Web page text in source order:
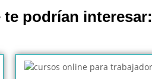
podrían interesar: